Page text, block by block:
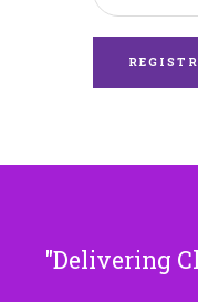
Delivering